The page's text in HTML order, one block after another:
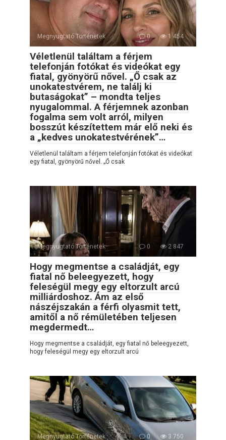
Megnyugtató Történetek 0 1 454
Véletlenül találtam a férjem
telefonján fotókat és videókat egy
fiatal, gyönyörű nővel. „Ő csak az
unokatestvérem, ne találj ki
butaságokat” – mondta teljes
nyugalommal. A férjemnek azonban
fogalma sem volt arról, milyen
bosszút készítettem már elő neki és
a „kedves unokatestvérének”…
Véletlenül találtam a férjem telefonján fotókat és videókat
egy fiatal, gyönyörű nővel. „Ő csak
Megnyugtató Történetek 0 2 847
Hogy megmentse a családját, egy
fiatal nő beleegyezett, hogy
feleségül megy egy eltorzult arcú
milliárdoshoz. Ám az első
nászéjszakán a férfi olyasmit tett,
amitől a nő rémületében teljesen
megdermedt…
Hogy megmentse a családját, egy fiatal nő beleegyezett,
hogy feleségül megy egy eltorzult arcú
Megnyugtató Történetek 0 3 750